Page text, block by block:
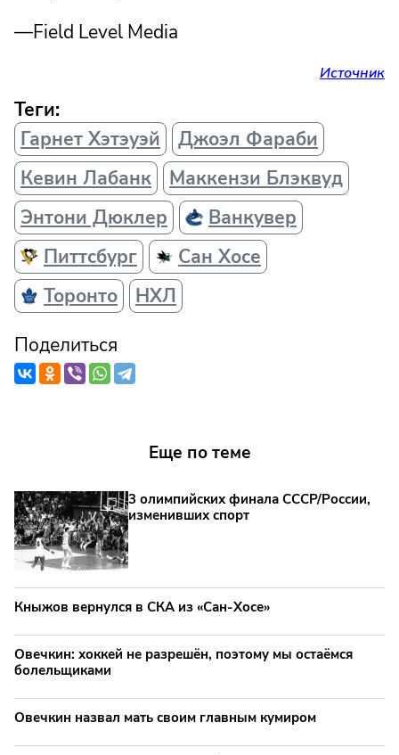
—Field Level Media
Источник
Теги:
Гарнет Хэтэуэй
Джоэл Фараби
Кевин Лабанк
Маккензи Блэквуд
Энтони Дюклер
Ванкувер
Питтсбург
Сан Хосе
Торонто
НХЛ
Поделиться
Еще по теме
3 олимпийских финала СССР/России,
изменивших спорт
Кныжов вернулся в СКА из «Сан-Хосе»
Овечкин: хоккей не разрешён, поэтому мы остаёмся
болельщиками
Овечкин назвал мать своим главным кумиром